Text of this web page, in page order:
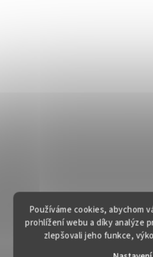
Používáme cookies, abychom
prohlížení webu a díky analýze
zlepšovali jeho funkce,